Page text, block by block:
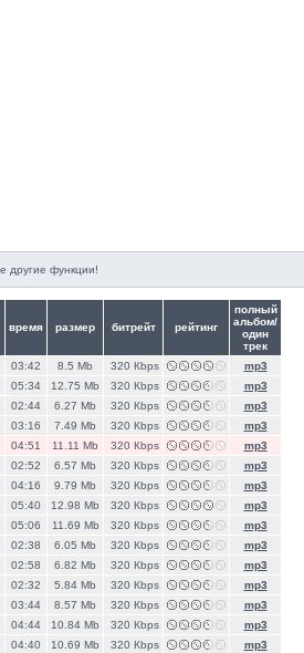
другие функции!
время размер битрейт рейтинг
полный
альбом/
один
трек
03:42 8.5 Mb 320 Кbps
mp3
05:34 12.75 Mb 320 Кbps
mp3
02:44 6.27 Mb 320 Кbps
mp3
03:16 7.49 Mb 320 Кbps
mp3
04:51 11.11 Mb 320 Кbps
mp3
02:52 6.57 Mb 320 Кbps
mp3
04:16 9.79 Mb 320 Кbps
mp3
05:40 12.98 Mb 320 Кbps
mp3
05:06 11.69 Mb 320 Кbps
mp3
02:38 6.05 Mb 320 Кbps
mp3
02:58 6.82 Mb 320 Кbps
mp3
02:32 5.84 Mb 320 Кbps
mp3
03:44 8.57 Mb 320 Кbps
mp3
04:44 10.84 Mb 320 Кbps
mp3
04:40 10.69 Mb 320 Кbps mp3